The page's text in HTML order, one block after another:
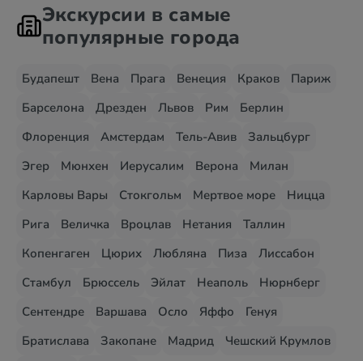
Экскурсии в самые
популярные города
Будапешт Вена Прага Венеция Краков
Париж
Барселона
Дрезден Львов Рим
Берлин
Флоренция
Амстердам Тель-Авив
Зальцбург
Эгер
Мюнхен Иерусалим Верона
Милан
Карловы Вары
Стокгольм Мертвое море
Ницца
Рига
Величка Вроцлав Нетания
Таллин
Копенгаген
Цюрих Любляна Пиза
Лиссабон
Стамбул
Брюссель Эйлат Неаполь
Нюрнберг
Сентендре
Варшава Осло Яффо
Генуя
Братислава
Закопане Мадрид
Чешский Крумлов